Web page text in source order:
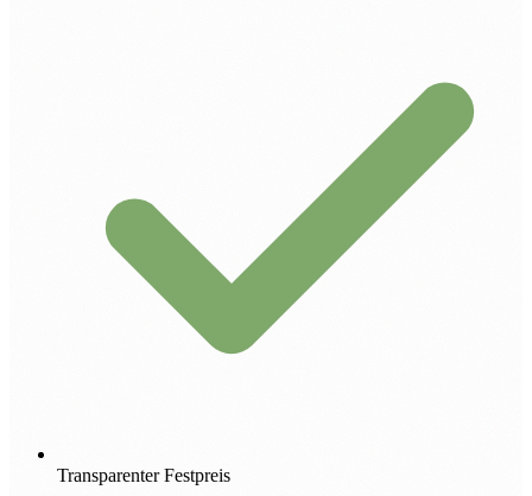
Transparenter Festpreis